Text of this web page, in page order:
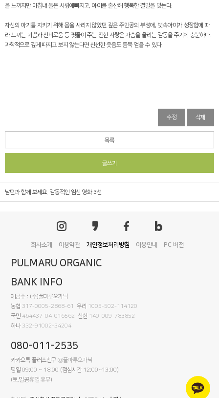
을 느끼지만 마침내 둘은 사랑에빠지고, 아이를 출산해 행복한 결말을 맞는다.
자신의 아기를 지키기 위해 몸을 사리지 않았던 깊은 주인공의 부성애, 뱃속아이가 성장함에 따
라 느끼는 기쁨과 신비로움 등 핏줄이 주는 진한 사랑은 가슴을 울리는 감동을 주기에 충분하다.
과학적으로 깊게 따지고 보지 않는다면 신선한 웃음도 듬뿍 얻을 수 있다.
수정 삭제
목록
글쓰기
남편과 함께 보세요. 감동적인 임신 영화 3선
회사소개 이용약관 개인정보처리방침 이용안내 PC 버전
PULMARU ORGANIC
BANK INFO
예금주 : (주)풀마루오가닉
농협 317-0005-2868-61 우리
1005-502-114120
국민 464437-04-016562 신한 140-009-783852
하나 332-91002-34204
080-011-2535
카카오톡 플러스친구@풀마루오가닉
평일 09:00 ~ 18:00 (점심시간 12:00~13:00)
(토,일,공휴일 휴무)